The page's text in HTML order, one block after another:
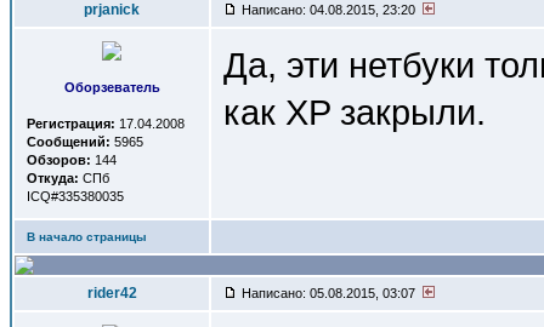
prjanick Написано: 04.08.2015, 23:20
Оборзеватель
Регистрация: 17.04.2008
Сообщений: 5965
Обзоров: 144
Откуда: СПб
ICQ#335380035
Да, эти нетбуки
как XP закрыли.
В начало страницы
rider42 Написано: 05.08.2015, 03:07